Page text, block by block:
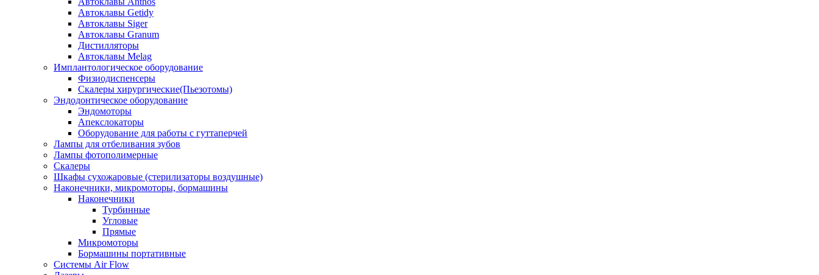
Автоклавы Getidy
Автоклавы Siger
Автоклавы Granum
Дистилляторы
Автоклавы Melag
Имплантологическое оборудование
Физиодиспенсеры
Скалеры хирургические(Пьезотомы)
Эндодонтическое оборудование
Эндомоторы
Апекслокаторы
Оборудование для работы с гуттаперчей
Лампы для отбеливания зубов
Лампы фотополимерные
Скалеры
Шкафы сухожаровые (стерилизаторы воздушные)
Наконечники, микромоторы, бормашины
Наконечники
Турбинные
Угловые
Прямые
Микромоторы
Бормашины портативные
Системы Air Flow